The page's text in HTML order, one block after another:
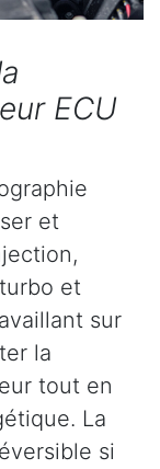
ECU
et
et
sur
la
tout en
La
si